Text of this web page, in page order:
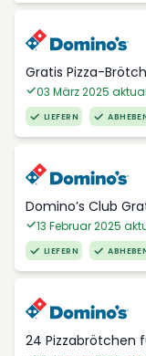
Gratis Pizza-
03 März 2025
LIEFERN
Domino’s Club
13 Februar 2025
LIEFERN
24 Pizzabrötchen